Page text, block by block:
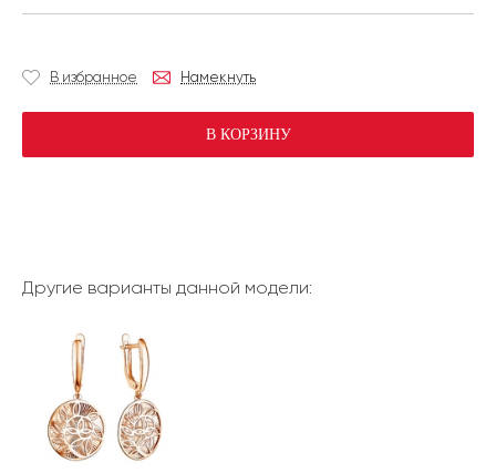
В избранное Намекнуть
В КОРЗИНУ
Другие варианты данной модели: